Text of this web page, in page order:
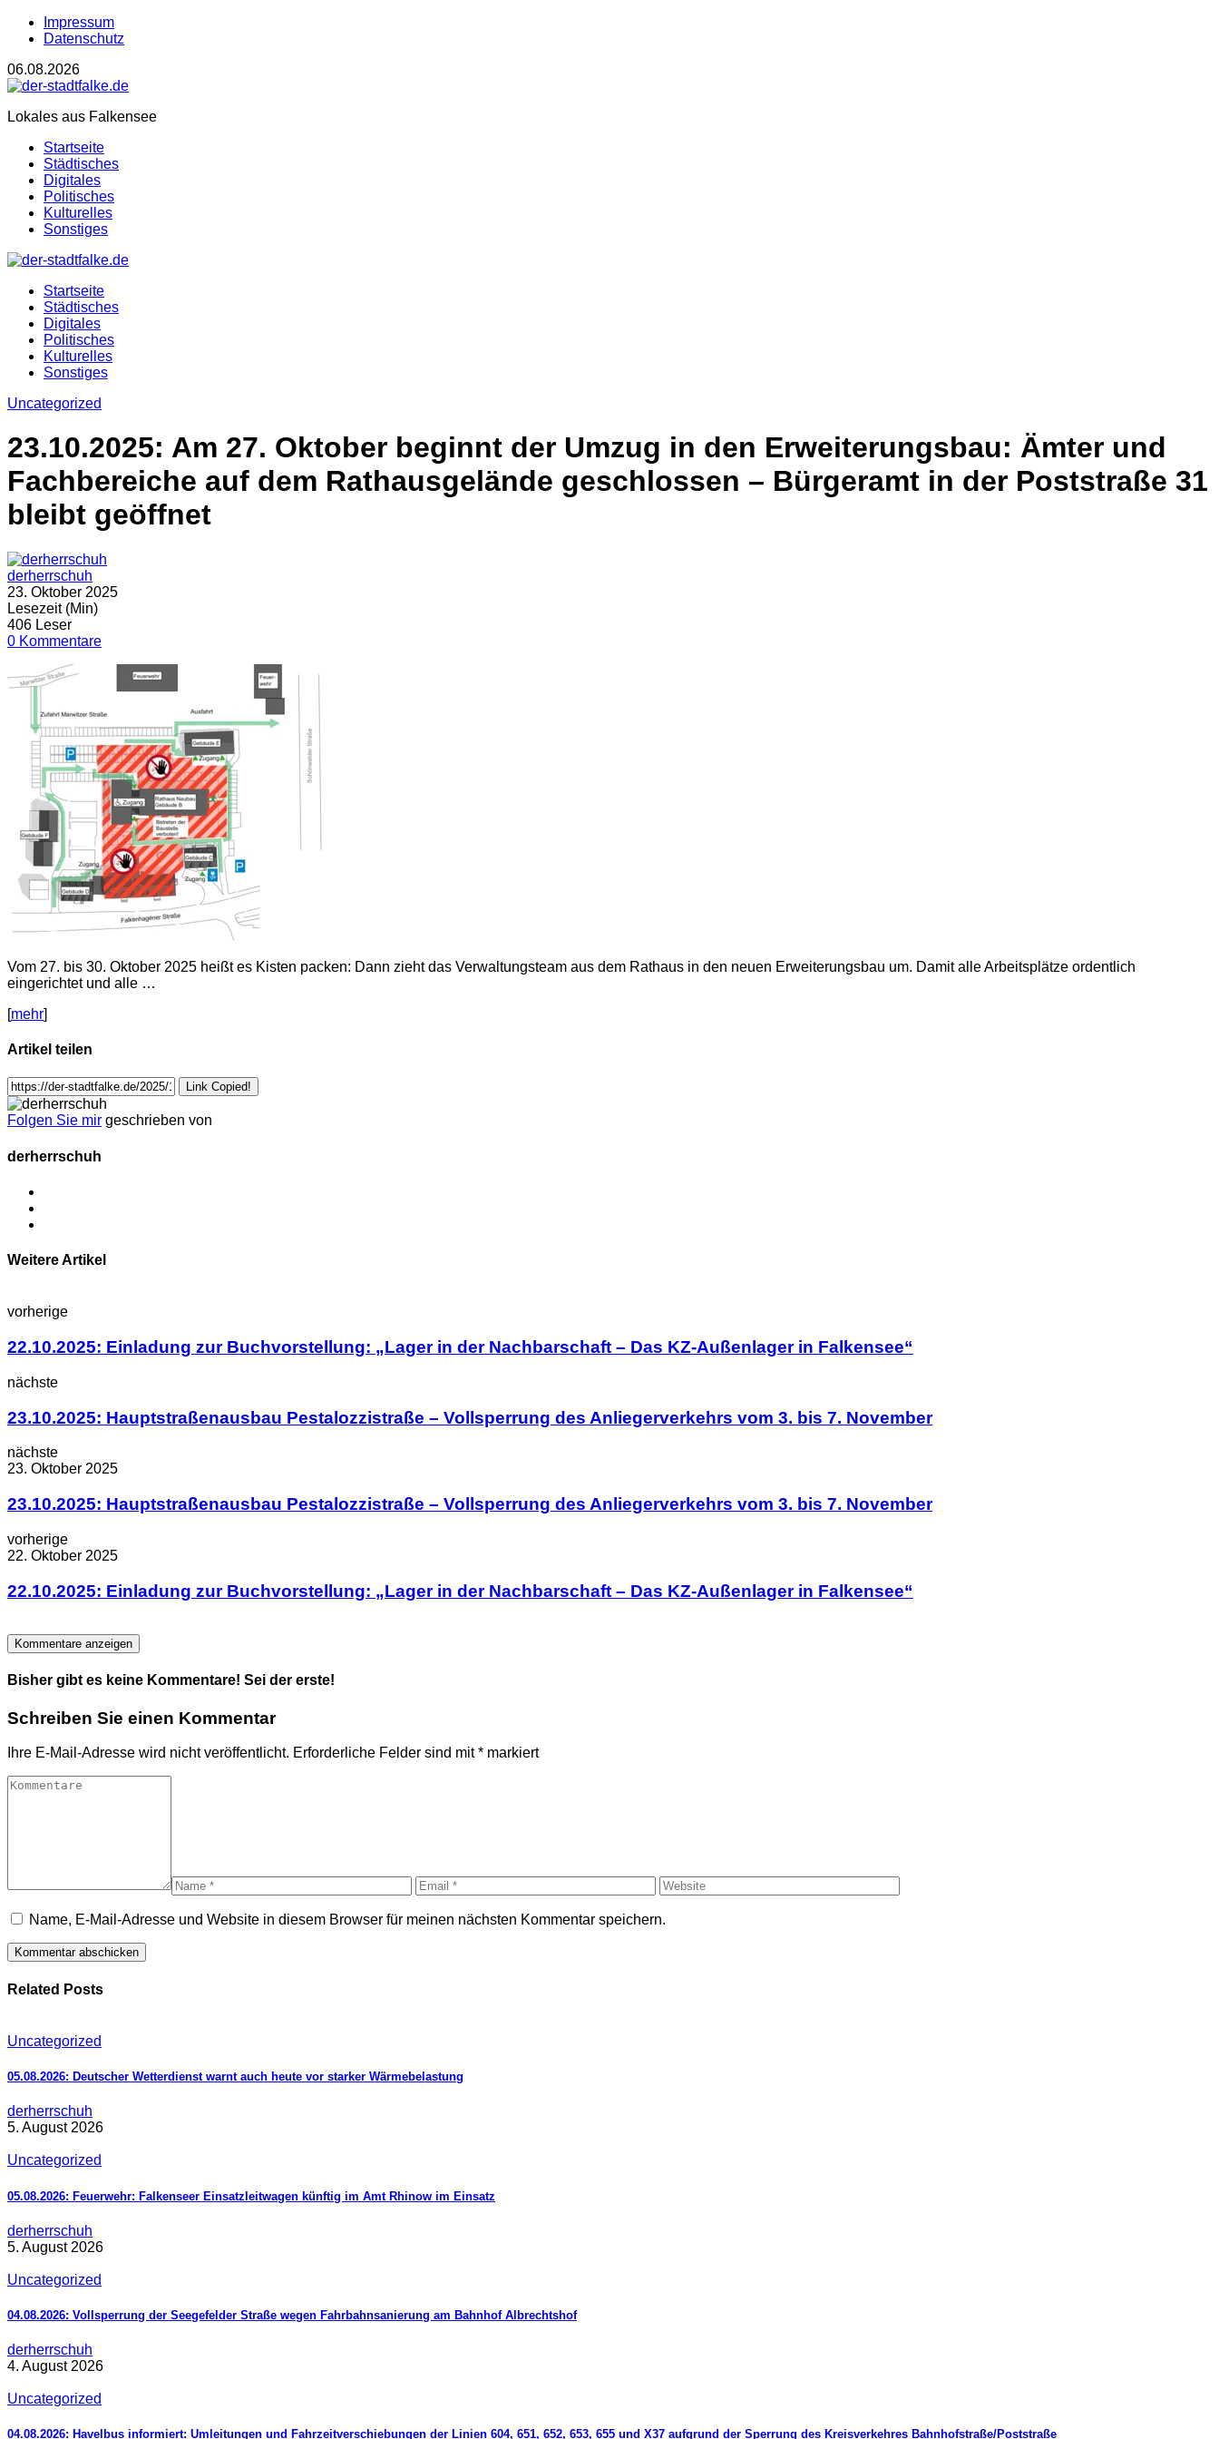
Impressum
Datenschutz
06.08.2026
Lokales aus Falkensee
Startseite
Städtisches
Digitales
Politisches
Kulturelles
Sonstiges
Startseite
Städtisches
Digitales
Politisches
Kulturelles
Sonstiges
Uncategorized
23.10.2025: Am 27. Oktober beginnt der Umzug in den Erweiterungsbau: Ämter und
Fachbereiche auf dem Rathausgelände geschlossen – Bürgeramt in der Poststraße 31
bleibt geöffnet
derherrschuh
23. Oktober 2025
Lesezeit (Min)
406 Leser
0 Kommentare
Vom 27. bis 30. Oktober 2025 heißt es Kisten packen: Dann zieht das Verwaltungsteam aus dem Rathaus in den neuen Erweiterungsbau um. Damit alle Arbeitsplätze ordentlich
eingerichtet und alle …
[mehr]
Artikel teilen
Link Copied!
Folgen Sie mir geschrieben von
derherrschuh
Weitere Artikel
vorherige
22.10.2025: Einladung zur Buchvorstellung: „Lager in der Nachbarschaft – Das KZ-Außenlager in Falkensee“
nächste
23.10.2025: Hauptstraßenausbau Pestalozzistraße – Vollsperrung des Anliegerverkehrs vom 3. bis 7. November
nächste
23. Oktober 2025
23.10.2025: Hauptstraßenausbau Pestalozzistraße – Vollsperrung des Anliegerverkehrs vom 3. bis 7. November
vorherige
22. Oktober 2025
22.10.2025: Einladung zur Buchvorstellung: „Lager in der Nachbarschaft – Das KZ-Außenlager in Falkensee“
Kommentare anzeigen
Bisher gibt es keine Kommentare! Sei der erste!
Schreiben Sie einen Kommentar
Ihre E-Mail-Adresse wird nicht veröffentlicht. Erforderliche Felder sind mit* markiert
Name, E-Mail-Adresse und Website in diesem Browser für meinen nächsten Kommentar speichern.
Related Posts
Uncategorized
05.08.2026: Deutscher Wetterdienst warnt auch heute vor starker Wärmebelastung
derherrschuh
5. August 2026
Uncategorized
05.08.2026: Feuerwehr: Falkenseer Einsatzleitwagen künftig im Amt Rhinow im Einsatz
derherrschuh
5. August 2026
Uncategorized
04.08.2026: Vollsperrung der Seegefelder Straße wegen Fahrbahnsanierung am Bahnhof Albrechtshof
derherrschuh
4. August 2026
Uncategorized
04.08.2026: Havelbus informiert: Umleitungen und Fahrzeitverschiebungen der Linien 604, 651, 652, 653, 655 und X37 aufgrund der Sperrung des Kreisverkehres Bahnhofstraße/Poststraße